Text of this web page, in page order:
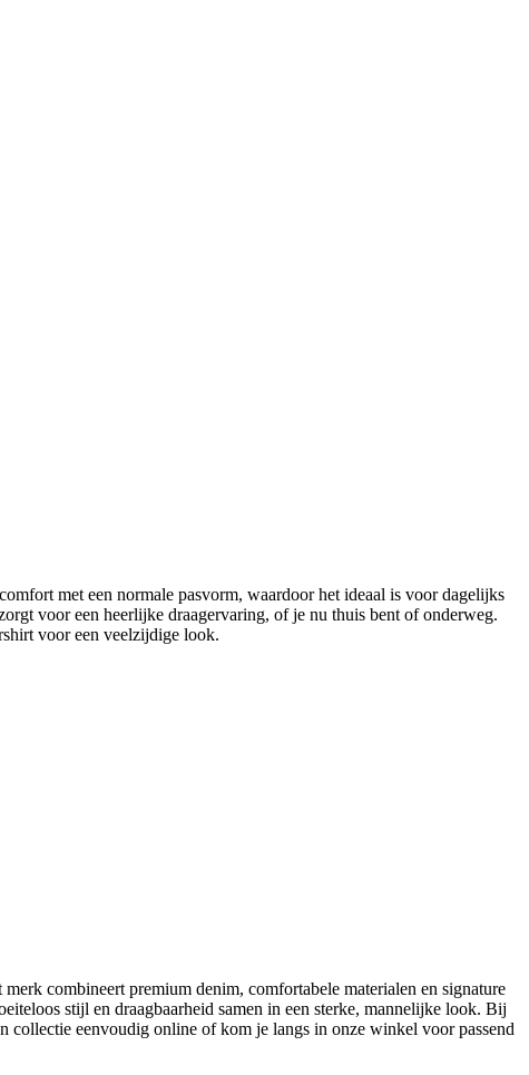
met een normale pasvorm, waardoor het ideaal is voor dagelijks
voor een heerlijke draagervaring, of je nu thuis bent of onderweg.
voor een veelzijdige look.
combineert premium denim, comfortabele materialen en signature
stijl en draagbaarheid samen in een sterke, mannelijke look. Bij
eenvoudig online of kom je langs in onze winkel voor passend